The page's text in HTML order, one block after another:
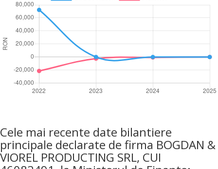
Cele mai recente date bilantiere
principale declarate de firma BOGDAN &
VIOREL PRODUCTING SRL, CUI